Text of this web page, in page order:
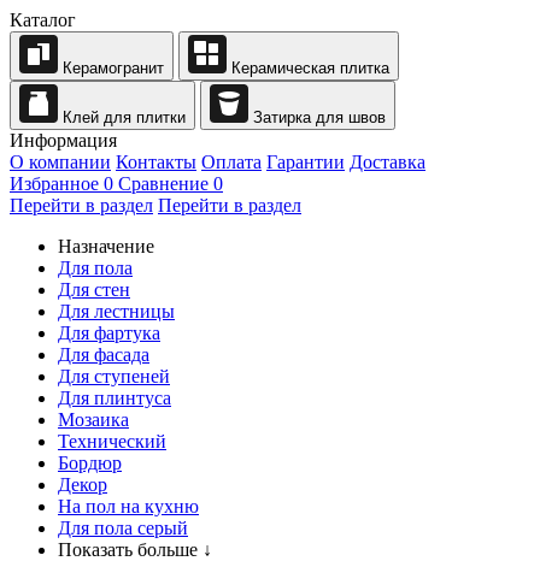
Каталог
Керамогранит Керамическая плитка
Клей для плитки Затирка для швов
Информация
О компании Контакты Оплата Гарантии Доставка
Избранное 0 Сравнение 0
Перейти в раздел Перейти в раздел
Назначение
Для пола
Для стен
Для лестницы
Для фартука
Для фасада
Для ступеней
Для плинтуса
Мозаика
Технический
Бордюр
Декор
На пол на кухню
Для пола серый
Показать больше ↓